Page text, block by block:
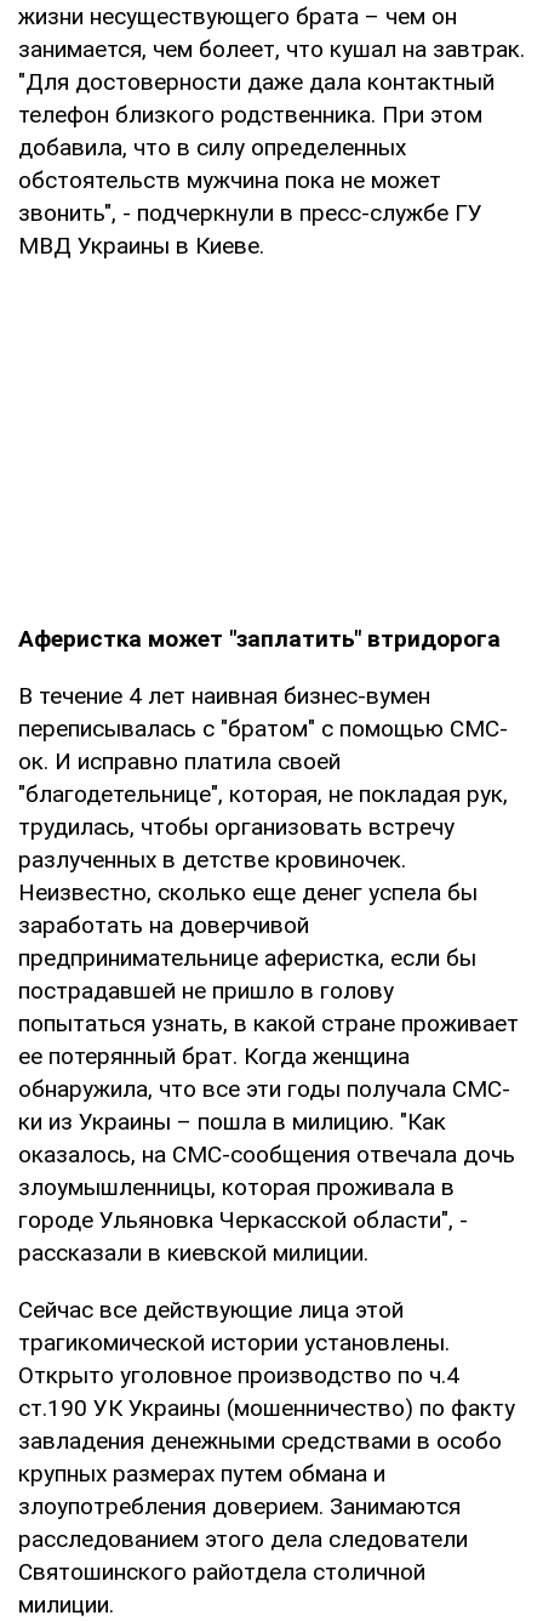
жизни несуществующего брата – чем он
занимается, чем болеет, что кушал на завтрак.
"Для достоверности даже дала контактный
телефон близкого родственника. При этом
добавила, что в силу определенных
обстоятельств мужчина пока не может
звонить", - подчеркнули в пресс-службе ГУ
МВД Украины в Киеве.
Аферистка может "заплатить" втридорога
В течение 4 лет наивная бизнес-вумен
переписывалась с "братом" с помощью СМС-
ок. И исправно платила своей
"благодетельнице", которая, не покладая рук,
трудилась, чтобы организовать встречу
разлученных в детстве кровиночек.
Неизвестно, сколько еще денег успела бы
заработать на доверчивой
предпринимательнице аферистка, если бы
пострадавшей не пришло в голову
попытаться узнать, в какой стране проживает
ее потерянный брат. Когда женщина
обнаружила, что все эти годы получала СМС-
ки из Украины – пошла в милицию. "Как
оказалось, на СМС-сообщения отвечала дочь
злоумышленницы, которая проживала в
городе Ульяновка Черкасской области", -
рассказали в киевской милиции.
Сейчас все действующие лица этой
трагикомической истории установлены.
Открыто уголовное производство по ч.4
ст.190 УК Украины (мошенничество) по факту
завладения денежными средствами в особо
крупных размерах путем обмана и
злоупотребления доверием. Занимаются
расследованием этого дела следователи
Святошинского райотдела столичной
милиции.